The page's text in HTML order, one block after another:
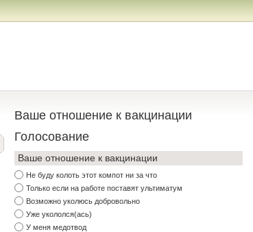
Ваше отношение к вакцинации
Голосование
Ваше отношение к вакцинации
Не буду колоть этот компот ни за что
Только если на работе поставят ультиматум
Возможно уколюсь добровольно
Уже укололся(ась)
У меня медотвод